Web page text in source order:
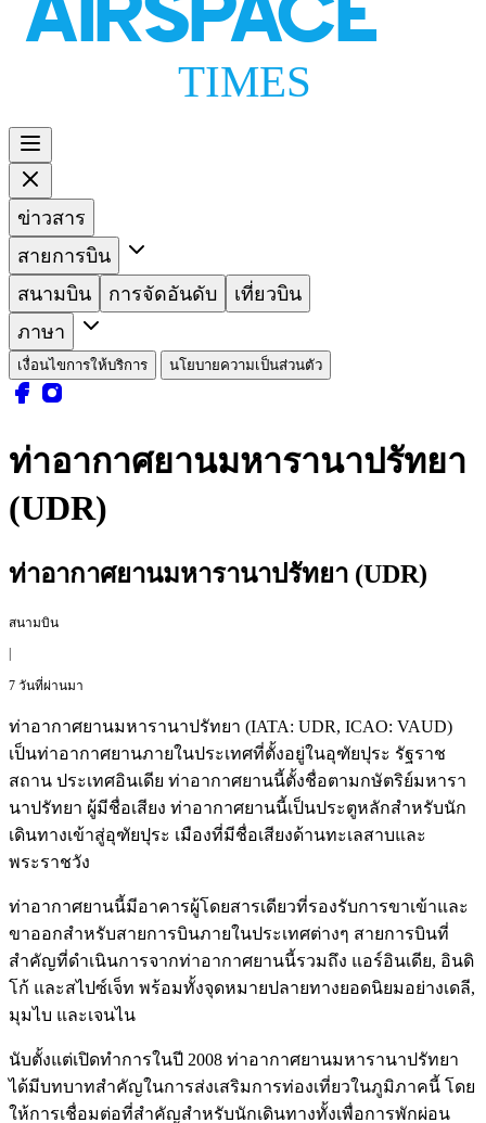
TIMES
ข่าวสาร
สายการบิน
สนามบิน
การจัดอันดับ
เที่ยวบิน
ภาษา
เงื่อนไขการให้บริการ นโยบายความเป็นส่วนตัว
ท่าอากาศยานมหารานาปรัทยา
(UDR)
ท่าอากาศยานมหารานาปรัทยา (UDR)
สนามบิน
|
7 วันที่ผ่านมา
ท่าอากาศยานมหารานาปรัทยา (IATA: UDR, ICAO: VAUD)
เป็นท่าอากาศยานภายในประเทศที่ตั้งอยู่ในอุฑัยปุระ รัฐราช
สถาน ประเทศอินเดีย ท่าอากาศยานนี้ตั้งชื่อตามกษัตริย์มหารา
นาปรัทยา ผู้มีชื่อเสียง ท่าอากาศยานนี้เป็นประตูหลักสำหรับนัก
เดินทางเข้าสู่อุฑัยปุระ เมืองที่มีชื่อเสียงด้านทะเลสาบและ
พระราชวัง
ท่าอากาศยานนี้มีอาคารผู้โดยสารเดียวที่รองรับการขาเข้าและ
ขาออกสำหรับสายการบินภายในประเทศต่างๆ สายการบินที่
สำคัญที่ดำเนินการจากท่าอากาศยานนี้รวมถึง แอร์อินเดีย, อินดิ
โก้ และสไปซ์เจ็ท พร้อมทั้งจุดหมายปลายทางยอดนิยมอย่างเดลี,
มุมไบ และเจนไน
นับตั้งแต่เปิดทำการในปี 2008 ท่าอากาศยานมหารานาปรัทยา
ได้มีบทบาทสำคัญในการส่งเสริมการท่องเที่ยวในภูมิภาคนี้ โดย
ให้การเชื่อมต่อที่สำคัญสำหรับนักเดินทางทั้งเพื่อการพักผ่อน